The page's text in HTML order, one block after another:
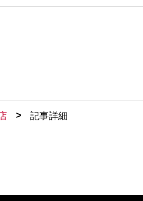
> 記事詳細